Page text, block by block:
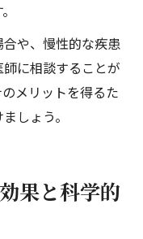
や、慢性的な疾患
に相談することが
メリットを得るた
しょう。
果と科学的